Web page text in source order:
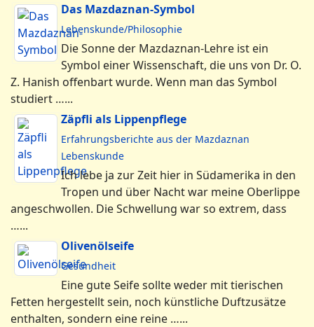
Das Mazdaznan-Symbol
Lebenskunde/Philosophie
Die Sonne der Mazdaznan-Lehre ist ein
Symbol einer Wissenschaft, die uns von Dr. O.
Z. Hanish offenbart wurde. Wenn man das Symbol
studiert …...
Zäpfli als Lippenpflege
Erfahrungsberichte aus der Mazdaznan
Lebenskunde
Ich lebe ja zur Zeit hier in Südamerika in den
Tropen und über Nacht war meine Oberlippe
angeschwollen. Die Schwellung war so extrem, dass
…...
Olivenölseife
Gesundheit
Eine gute Seife sollte weder mit tierischen
Fetten hergestellt sein, noch künstliche Duftzusätze
enthalten, sondern eine reine …...